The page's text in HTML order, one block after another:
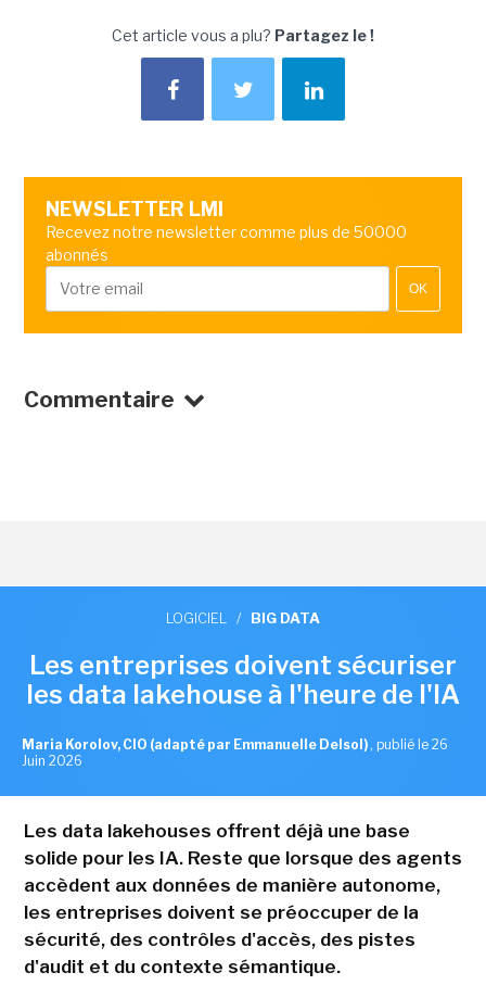
Cet article vous a plu? Partagez le !
NEWSLETTER LMI
Recevez notre newsletter comme plus de 50000
abonnés
OK
Commentaire
LOGICIEL / BIG DATA
Les entreprises doivent sécuriser
les data lakehouse à l'heure de l'IA
Maria Korolov, CIO (adapté par Emmanuelle Delsol) , publié le 26
Juin 2026
Les data lakehouses offrent déjà une base
solide pour les IA. Reste que lorsque des agents
accèdent aux données de manière autonome,
les entreprises doivent se préoccuper de la
sécurité, des contrôles d'accès, des pistes
d'audit et du contexte sémantique.